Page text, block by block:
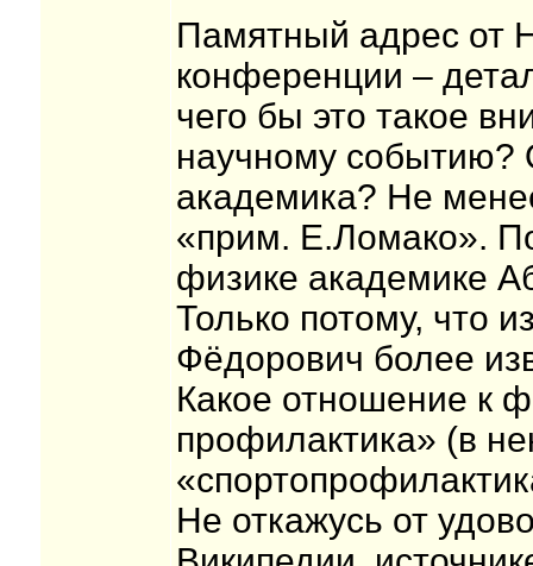
Памятный адрес от
конференции –
чего бы это такое
научному событию?
академика? Не
«прим. Е.Ломако».
физике академике
Только потому, что
Фёдорович более
Какое отношение к
профилактика» (в
Не откажусь от